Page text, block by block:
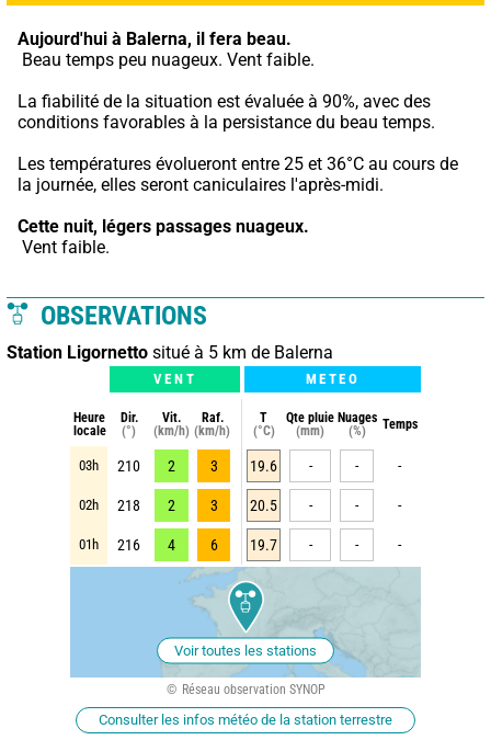
Aujourd'hui à Balerna, il fera beau.
Beau temps peu nuageux. Vent faible.
La fiabilité de la situation est évaluée à 90%, avec des
conditions favorables à la persistance du beau temps.
Les températures évolueront entre 25 et 36°C au cours de
la journée, elles seront caniculaires l'après-midi.
Cette nuit, légers passages nuageux.
Vent faible.
OBSERVATIONS
Station Ligornetto situé à 5 km de Balerna
VENT METEO
Heure
locale
Dir.
(°)
Vit.
(km/h)
Raf.
(km/h)
T
(°C)
Qte pluie
(mm)
Nuages
(%)
Temps
03h 210 2 3 19.6 - - -
02h 218 2 3 20.5 - - -
01h 216 4 6 19.7 - - -
Voir toutes les stations
Réseau observation SYNOP
Consulter les infos météo de la station terrestre